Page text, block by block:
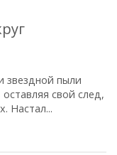
звездной пыли
свой след,
Настал...